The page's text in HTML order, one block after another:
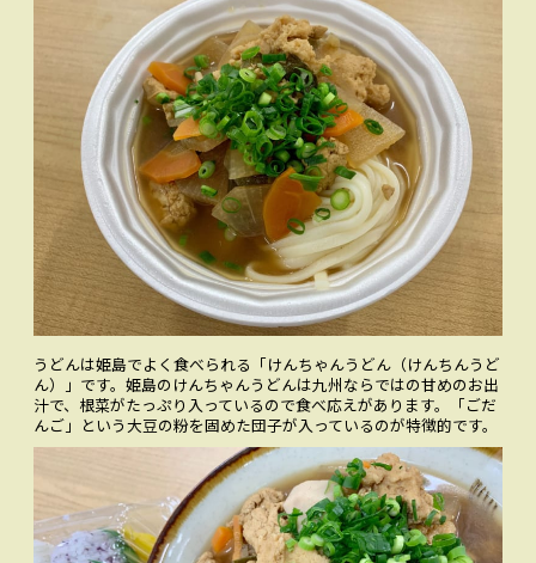
うどんは姫島でよく食べられる「けんちゃんうどん（けんちんうど
ん）」です。姫島のけんちゃんうどんは九州ならではの甘めのお出
汁で、根菜がたっぷり入っているので食べ応えがあります。「ごだ
んご」という大豆の粉を固めた団子が入っているのが特徴的です。